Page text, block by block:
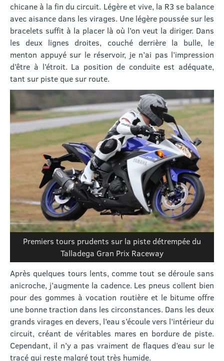
chicane à la fin du circuit. Légère et vive, la R3 se balance
avec aisance dans les virages. Une légère poussée sur les
bracelets suffit à la placer là où l’on veut la diriger. Dans
les deux lignes droites, couché derrière la bulle, le
menton appuyé sur le réservoir, je n’ai pas l’impression
d’être à l’étroit. La position de conduite est adéquate,
tant sur piste que sur route.
Premiers tours prudents sur la piste détrempée du
Talladega Gran Prix Raceway
Après quelques tours lents, comme tout se déroule sans
anicroche, j’augmente la cadence. Les pneus collent bien
pour des gommes à vocation routière et le bitume offre
une bonne traction dans les circonstances. Dans les deux
grands virages en devers, l’eau s’écoule vers l’intérieur du
circuit, créant de véritables mares en bordure de piste.
Cependant, il n’y a pas vraiment de flaques d’eau sur le
tracé qui reste malgré tout très humide.